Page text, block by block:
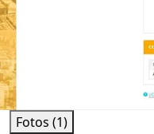
Fotos (1)